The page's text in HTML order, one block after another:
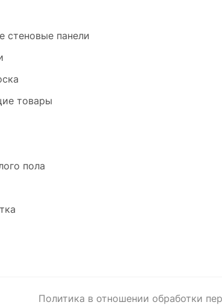
стеновые панели
товары
пола
Политика в отношении обработки